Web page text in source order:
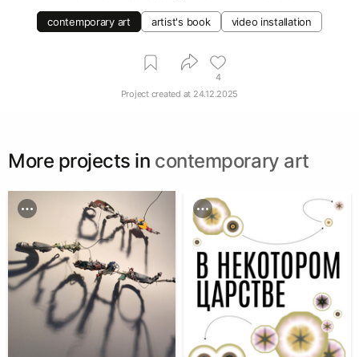
contemporary art artist's book video installation
4
Project created at 24.12.2025
More projects in contemporary art